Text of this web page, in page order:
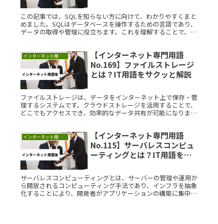
この記事では、SQLを知らない方に向けて、わかりやすくまと
めました。SQLはデータベースを操作するための言語であり、
データの取得や管理に役立ちます。これを理解することで、デ
インターネット用語集
【インターネット専門用語
No.169】ファイルストレージ
とは？IT用語をサクッと解説
ファイルストレージは、データをインターネット上で保存・管
理するシステムです。クラウドストレージを活用することで、
どこでもアクセスでき、効率的なデータ共有が可能になりま
管理が大幅に向上しました。
インターネット用語集
【インターネット専門用語
No.115】サーバレスコンピュ
ーティングとは？IT用語をサ
サーバレスコンピューティングとは、サーバーの管理や運用か
ら開放されるコンピューティング手法であり、インフラを抽象
化することにより、開発者がアプリケーションの構築に集中で